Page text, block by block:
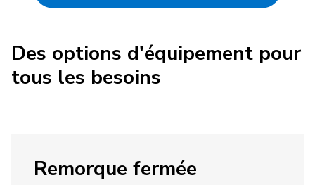
Des options d'équipement pour
tous les besoins
Remorque fermée